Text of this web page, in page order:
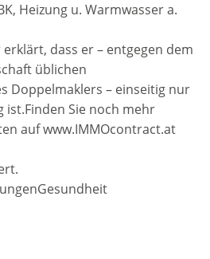
Heizung u. Warmwasser a.
dass er – entgegen dem
üblichen
Doppelmaklers – einseitig nur
Sie noch mehr
auf www.IMMOcontract.at